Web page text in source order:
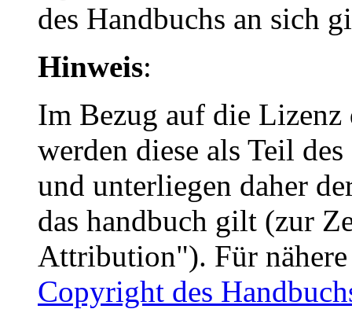
des Handbuchs an sich
Hinweis:
Im Bezug auf die Lizenz
werden diese als Teil
und unterliegen daher
das handbuch gilt (zur
Attribution"). Für
Copyright des